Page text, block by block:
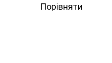
Порівняти